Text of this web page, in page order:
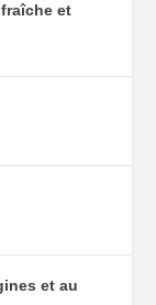
et
et au